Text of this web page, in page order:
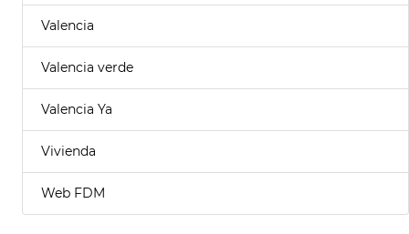
Valencia
Valencia verde
Valencia Ya
Vivienda
Web FDM